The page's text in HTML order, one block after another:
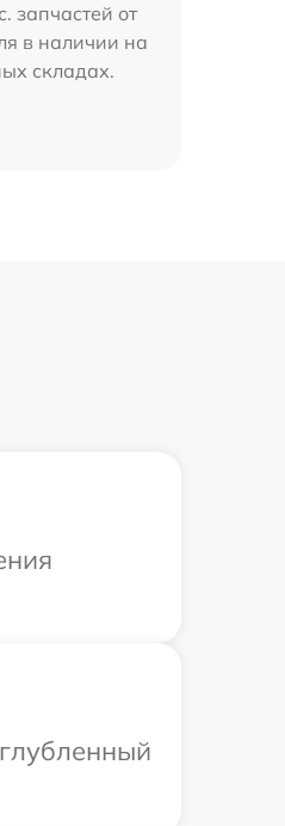
запчастей от
в наличии на
складах.